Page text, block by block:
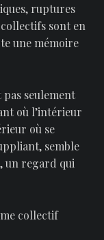
ruptures
sont en
une mémoire
pas seulement
où l’intérieur
où se
semble
un regard qui
collectif